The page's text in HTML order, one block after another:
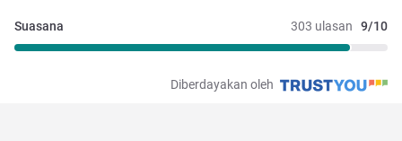
303 ulasan 9/10
Suasana
Diberdayakan oleh